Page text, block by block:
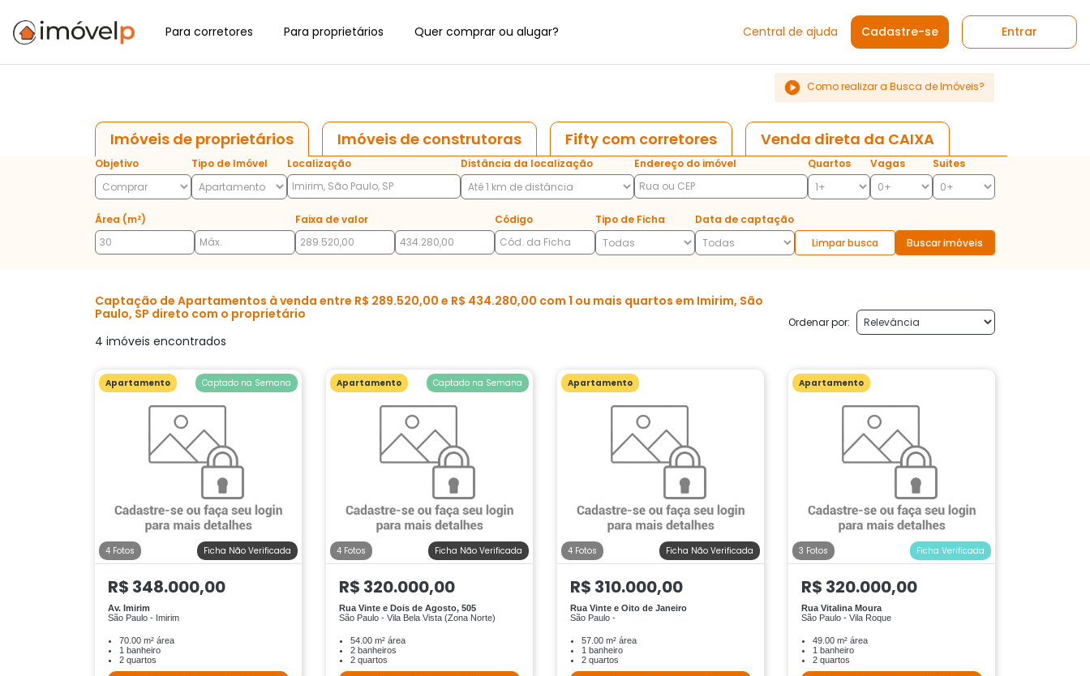
Para corretores Para proprietários Quer comprar ou alugar? Central de ajuda Cadastre-se Entrar
Como realizar a Busca de Imóveis?
Imóveis de proprietários Imóveis de construtoras Fifty com corretores Venda direta da CAIXA
Objetivo Tipo de Imóvel Localização Distância da localização Endereço do imóvel Quartos Vagas Suites
Área (m²) Faixa de valor Código Tipo de Ficha
Data de captação
Limpar busca
Buscar imóveis
Captação de Apartamentos à venda entre R$ 289.520,00 e R$ 434.280,00 com 1 ou mais quartos em Imirim, São
Paulo, SP direto com o proprietário
4 imóveis encontrados
Ordenar por:
Apartamento
4 Fotos Ficha Não Verificada
Captado na Semana
R$ 348.000,00
Av. Imirim
São Paulo - Imirim
70.00 m² área
1 banheiro
2 quartos
Apartamento
4 Fotos Ficha Não Verificada
Captado na Semana
R$ 320.000,00
Rua Vinte e Dois de Agosto, 505
São Paulo - Vila Bela Vista (Zona Norte)
54.00 m² área
2 banheiros
2 quartos
Apartamento
4 Fotos Ficha Não Verificada
R$ 310.000,00
Rua Vinte e Oito de Janeiro
São Paulo -
57.00 m² área
1 banheiro
2 quartos
Apartamento
3 Fotos Ficha Verificada
R$ 320.000,00
Rua Vitalina Moura
São Paulo - Vila Roque
49.00 m² área
1 banheiro
2 quartos